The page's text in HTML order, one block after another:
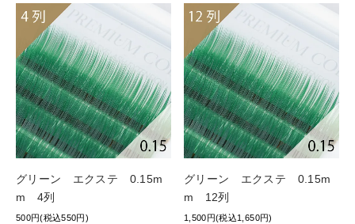
グリーン エクステ 0.15m
m 4列
500円(税込550円)
グリーン エクステ 0.15m
m 12列
1,500円(税込1,650円)